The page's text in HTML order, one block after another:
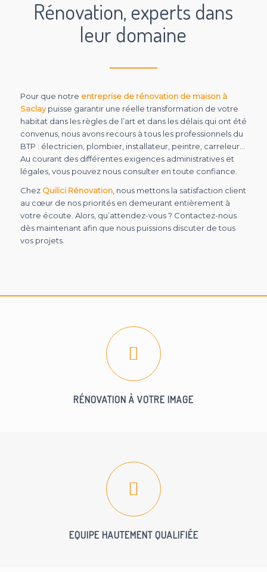
Rénovation, experts dans
leur domaine
Pour que notre entreprise de rénovation de maison à
Saclaypuisse garantir une réelle transformation de votre
habitat dans les règles de l’art et dans les délais qui ont été
convenus, nous avons recours à tous les professionnels du
BTP : électricien, plombier, installateur, peintre, carreleur…
Au courant des différentes exigences administratives et
légales, vous pouvez nous consulter en toute confiance.
Chez Quilici Rénovation, nous mettons la satisfaction client
au cœur de nos priorités en demeurant entièrement à
votre écoute. Alors, qu’attendez-vous ? Contactez-nous
dès maintenant afin que nous puissions discuter de tous
vos projets.
RÉNOVATION À VOTRE IMAGE
EQUIPE HAUTEMENT QUALIFIÉE